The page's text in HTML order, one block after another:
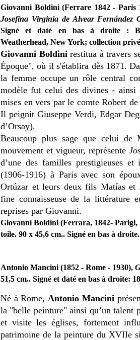
Giovanni Boldini (Ferrare 1842 - Paris
Josefina Virginia de Alvear Fernández
Signé et daté en bas à droite :
Weatherhead, New York; collection
Giovanni Boldinirestitua à travers
Époque", où il s'établira dès 1871.
la femme occupe un rôle central
modèle fut celui des divines -
mises en vers par le comte Robert
Il peignit Giuseppe Verdi, Edgar
d’Orsay).
Beaucoup plus sage que celui de
mouvement et vigueur, représente
d’une des familles prestigieuses
(1906-1916) à Paris avec son
Ortúzar et leurs deux fils Matías et
fine connaisseuse de la littérature
reprises par Giovanni.
Giovanni Boldini (Ferrara, 1842- Parigi,
toile. 90 x 45,6 cm.. Signé en bas à
Antonio Mancini (1852 - Rome - 1930),
51,5 cm.. Signé et daté en bas à droite:
Né à Rome,Antonio Mancini
la "belle peinture" ainsi qu’un talent
et visite les églises, fortement
patrimoine de la peinture du XVIIe